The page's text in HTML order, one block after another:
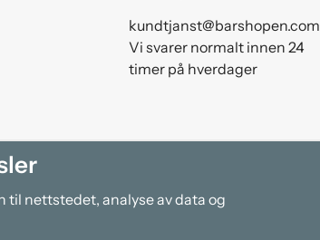
kundtjanst@barshopen.com
Vi svarer normalt innen 24
timer på hverdager
nettstedet, analyse av data og